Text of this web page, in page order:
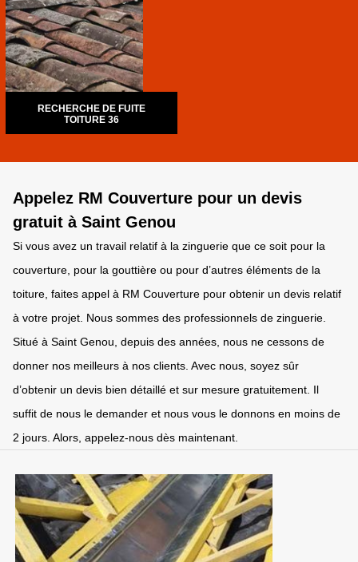
RECHERCHE DE FUITE
TOITURE 36
Appelez RM Couverture pour un devis
gratuit à Saint Genou
Si vous avez un travail relatif à la zinguerie que ce soit pour la
couverture, pour la gouttière ou pour d’autres éléments de la
toiture, faites appel à RM Couverture pour obtenir un devis relatif
à votre projet. Nous sommes des professionnels de zinguerie.
Situé à Saint Genou, depuis des années, nous ne cessons de
donner nos meilleurs à nos clients. Avec nous, soyez sûr
d’obtenir un devis bien détaillé et sur mesure gratuitement. Il
suffit de nous le demander et nous vous le donnons en moins de
2 jours. Alors, appelez-nous dès maintenant.